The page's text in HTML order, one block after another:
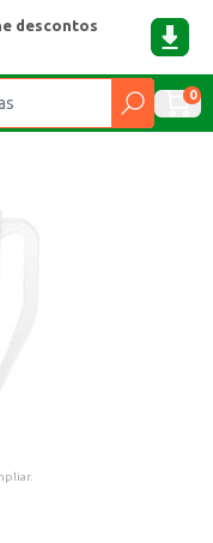
descontos
0